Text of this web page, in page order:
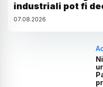
industriali pot fi
07.08.2026